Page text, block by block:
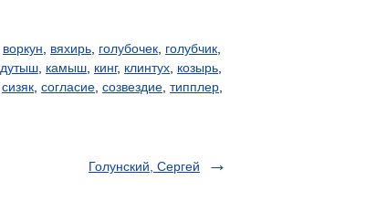
воркун вяхирь голубочек голубчик
дутыш камыш кинг, клинтух козырь
сизяк согласие созвездие типплер
Голунский, Сергей